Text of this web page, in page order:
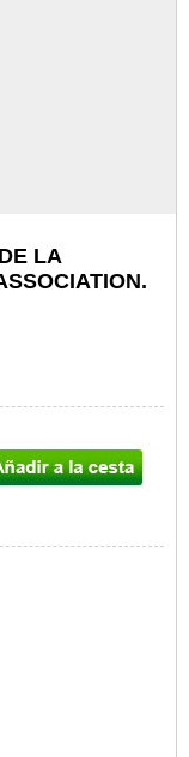
LA